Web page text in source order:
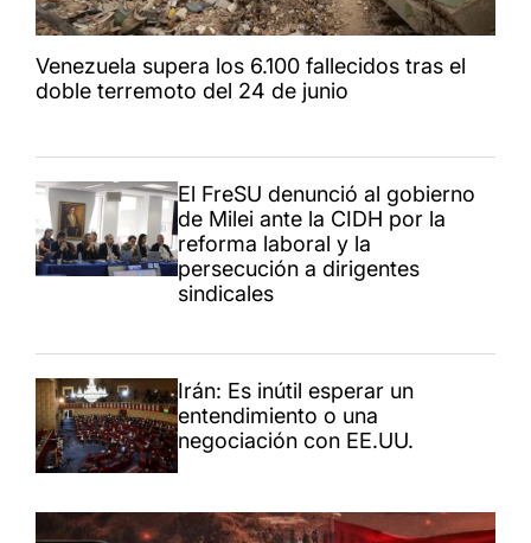
Venezuela supera los 6.100 fallecidos tras el
doble terremoto del 24 de junio
El FreSU denunció al gobierno
de Milei ante la CIDH por la
reforma laboral y la
persecución a dirigentes
sindicales
Irán: Es inútil esperar un
entendimiento o una
negociación con EE.UU.